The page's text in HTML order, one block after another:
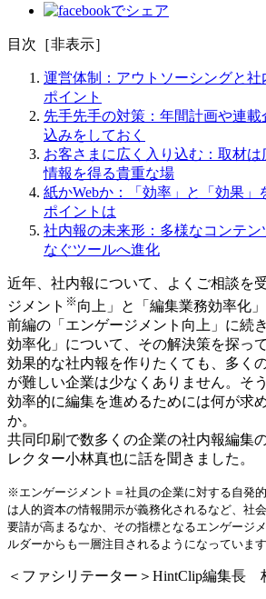
目次 ［非表示］
運営体制：アウトソーシングと
ポイント
先手先手の対策：年間計画や連
込みをしておく
お客さまに広く入り込む：取材
情報を得る貴重な場
紙かWebか：「効率」と「効果」
ポイントは
社内報の未来形：多様なコンテ
なぐツールへ進化
近年、社内報について、よくご相談を
ジメント ※ 向上」と「編集業務効率化」
前編の「エンゲージメント向上」に続
効率化」について、その解決策を探っ
効果的な社内報を作りたくても、多く
が難しい企業は少なくありません。そ
効率的に編集を進めるためには何が求
か。
共同印刷で数多くの企業の社内報編集
レクター小林真也に話を聞きました。
※エンゲージメント＝社員の企業に対する自発
は人的資本の情報開示が義務化されるなど、社
要請が高まるなか、その指標となるエンゲージ
ルダーからも一層注目されるようになっています
＜ファシリテーター＞HintClip編集長